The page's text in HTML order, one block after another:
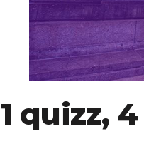
1 quizz,